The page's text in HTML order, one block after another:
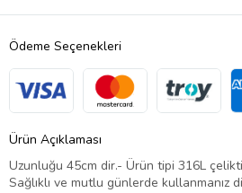
Ödeme Seçenekleri
Ürün Açıklaması
Uzunluğu 45cm dir.- Ürün tipi 316L
Sağlıklı ve mutlu günlerde kullanmanız